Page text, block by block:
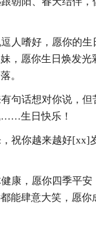
人嗜好，愿你的生
，愿你生日焕发光
。
句话想对你说，
……生日快乐！
祝你越来越好[xx]
康，愿你四季平
能肆意大笑，愿你